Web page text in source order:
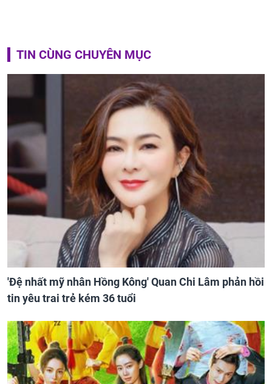
TIN CÙNG CHUYÊN MỤC
'Đệ nhất mỹ nhân Hồng Kông' Quan Chi Lâm phản hồi
tin yêu trai trẻ kém 36 tuổi